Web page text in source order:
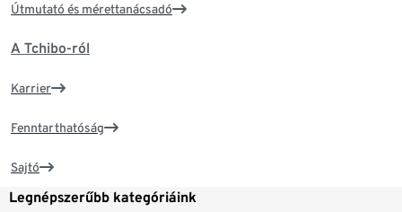
Útmutató és mérettanácsadó
A Tchibo-ról
Karrier
Fenntarthatóság
Sajtó
Legnépszerűbb kategóriáink